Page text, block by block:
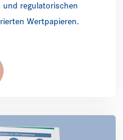
regulatorischen
Wertpapieren.